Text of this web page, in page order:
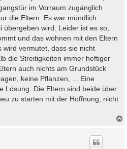
im Vorraum zugänglich
die Eltern. Es war mündlich
wird. Leider ist es so,
und das wohnen mit den Eltern
wird vermutet, dass sie nicht
die Streitigkeiten immer heftiger
auch nichts am Grundstück
keine Pflanzen, ... Eine
Lösung. Die Eltern sind beide über
zu starten mit der Hoffnung, nicht